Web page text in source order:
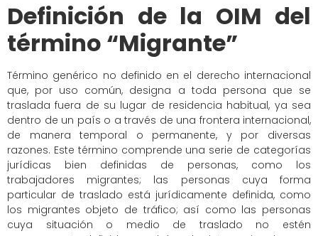
Definición de la OIM del
término “Migrante”
Término genérico no definido en el derecho internacional
que, por uso común, designa a toda persona que se
traslada fuera de su lugar de residencia habitual, ya sea
dentro de un país o a través de una frontera internacional,
de manera temporal o permanente, y por diversas
razones. Este término comprende una serie de categorías
jurídicas bien definidas de personas, como los
trabajadores migrantes; las personas cuya forma
particular de traslado está jurídicamente definida, como
los migrantes objeto de tráfico; así como las personas
cuya situación o medio de traslado no estén